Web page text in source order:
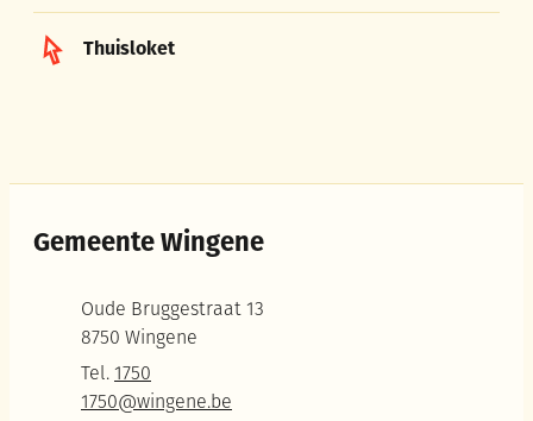
Thuisloket
Gemeente Wingene
Oude Bruggestraat 13
,8750 Wingene
1750
E-mail1750@wingene.be